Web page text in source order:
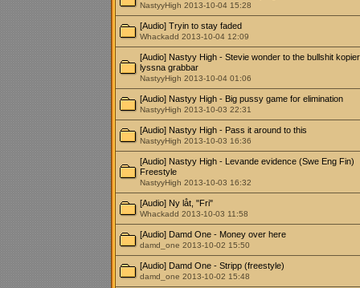
NastyyHigh 2013-10-04 15:28
[Audio] Tryin to stay faded
Whackadd 2013-10-04 12:09
[Audio] Nastyy High - Stevie wonder to the bullshit
lyssna grabbar
NastyyHigh 2013-10-04 01:06
[Audio] Nastyy High - Big pussy game for elimination
NastyyHigh 2013-10-03 22:31
[Audio] Nastyy High - Pass it around to this
NastyyHigh 2013-10-03 16:36
[Audio] Nastyy High - Levande evidence (Swe Eng Fin)
Freestyle
NastyyHigh 2013-10-03 16:32
[Audio] Ny låt, "Fri"
Whackadd 2013-10-03 11:58
[Audio] Damd One - Money over here
damd_one 2013-10-02 15:50
[Audio] Damd One - Stripp (freestyle)
damd_one 2013-10-02 15:48